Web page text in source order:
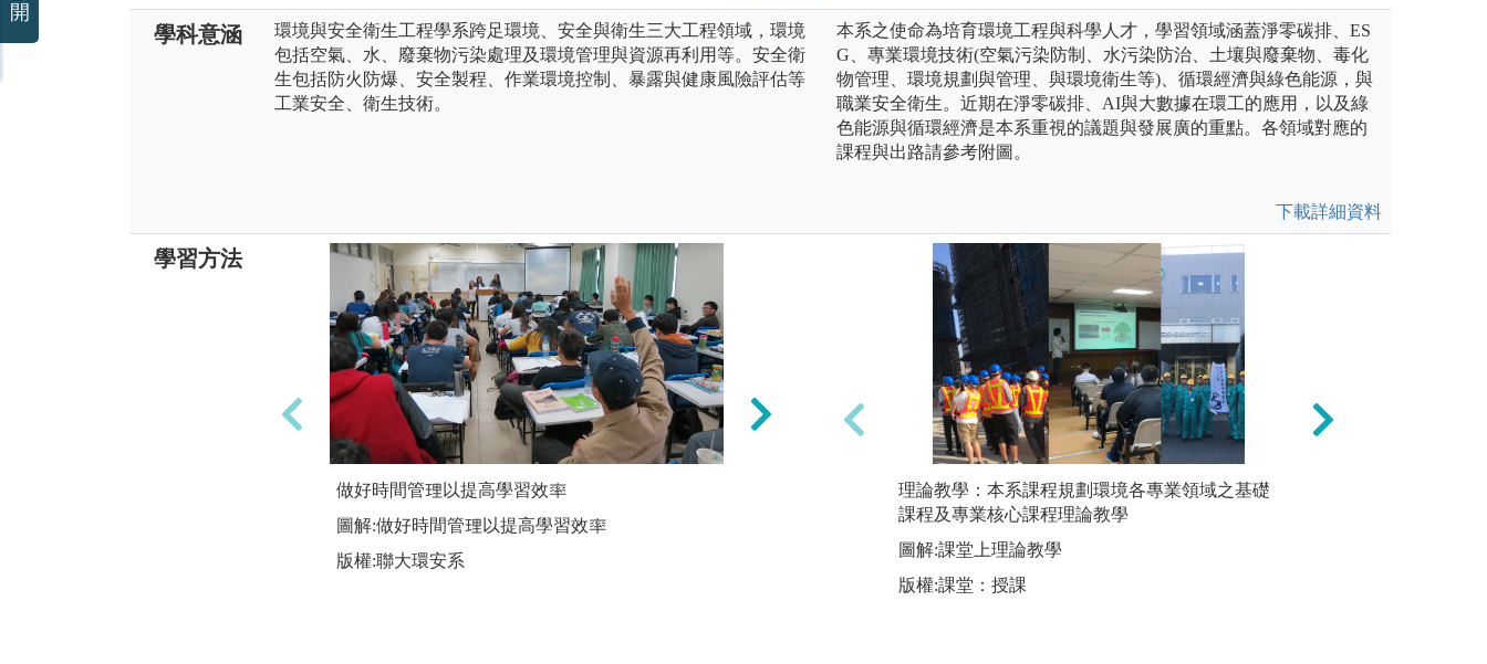
學科意涵
環境與安全衛生工程學系跨足環境、安全與衛生三大工程領域，環境
包括空氣、水、廢棄物污染處理及環境管理與資源再利用等。安全衛
生包括防火防爆、安全製程、作業環境控制、暴露與健康風險評估等
工業安全、衛生技術。
本系之使命為培育環境工程與科學人才，學習領域涵蓋淨零碳排、ES
G、專業環境技術(空氣污染防制、水污染防治、土壤與廢棄物、毒化
物管理、環境規劃與管理、與環境衛生等)、循環經濟與綠色能源，與
職業安全衛生。近期在淨零碳排、AI與大數據在環工的應用，以及綠
色能源與循環經濟是本系重視的議題與發展廣的重點。各領域對應的
課程與出路請參考附圖。
下載詳細資料
學習方法
做好時間管理以提高學習效率
圖解:做好時間管理以提高學習效率
版權:聯大環安系
熟習基礎學科的學習
本系的基礎學科包含數學、化學、物理和生物，
熟悉基礎學科及進入本係後學習進階學科，可應
用至空氣污染防制、水處理、廢棄物管理等，能
夠預防或減少工作場所事故的發生和危害，並且
理論教學：本系課程規劃環境各專業領域之基礎
課程及專業核心課程理論教學
圖解:課堂上理論教學
版權:課堂：授課
開